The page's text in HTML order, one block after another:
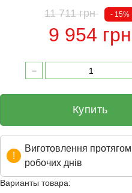
11 711 грн - 15%
9 954 грн
Купить
Виготовлення
робочих днів
Варианты товара: